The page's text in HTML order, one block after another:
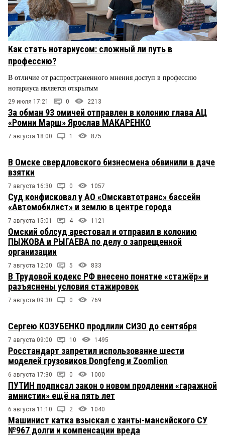
Как стать нотариусом: сложный ли путь в
профессию?
В отличие от распространенного мнения доступ в профессию
нотариуса является открытым
29 июля 17:21 0 2213
За обман 93 омичей отправлен в колонию глава АЦ
«Ромни Марш» Ярослав МАКАРЕНКО
7 августа 18:00 1 875
В Омске свердловского бизнесмена обвинили в даче
взятки
7 августа 16:30 0 1057
Суд конфисковал у АО «Омскавтотранс» бассейн
«Автомобилист» и землю в центре города
7 августа 15:01 4 1121
Омский облсуд арестовал и отправил в колонию
ПЫЖОВА и РЫГАЕВА по делу о запрещенной
организации
7 августа 12:00 5 833
В Трудовой кодекс РФ внесено понятие «стажёр» и
разъяснены условия стажировок
7 августа 09:30 0 769
Сергею КОЗУБЕНКО продлили СИЗО до сентября
7 августа 09:00 10 1495
Росстандарт запретил использование шести
моделей грузовиков Dongfeng и Zoomlion
6 августа 17:30 0 1000
ПУТИН подписал закон о новом продлении «гаражной
амнистии» ещё на пять лет
6 августа 11:10 2 1040
Машинист катка взыскал с ханты-мансийского СУ
№967 долги и компенсации вреда